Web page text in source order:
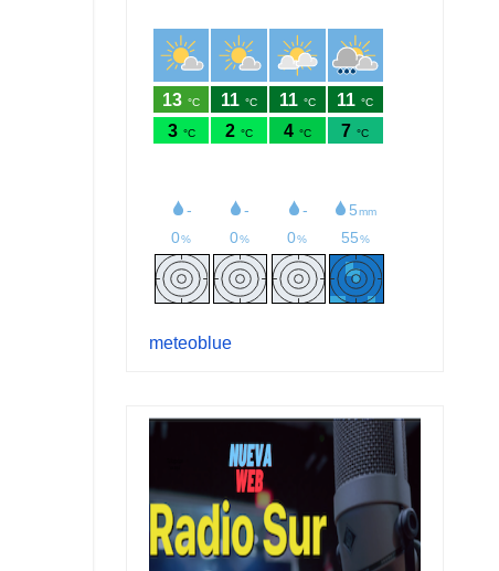
meteoblue